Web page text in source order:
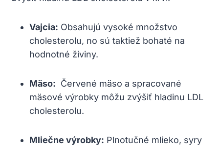
Vajcia: Obsahujú vysoké množstvo
cholesterolu, no‌ sú taktiež bohaté na
hodnotné živiny.
Mäso: ‌ Červené mäso a spracované
mäsové výrobky môžu zvýšiť hladinu ‍LDL
cholesterolu.
Mliečne výrobky: ⁤Plnotučné mlieko, syry